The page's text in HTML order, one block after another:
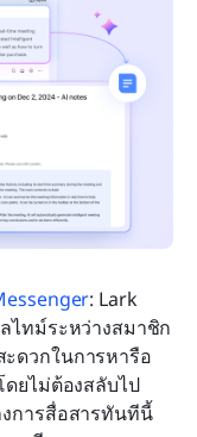
: Lark
ไทม์ระหว่างสมาชิก
ดวกในการหารือ
ดยไม่ต้องสลับไป
งการสื่อสารทันทีนี้